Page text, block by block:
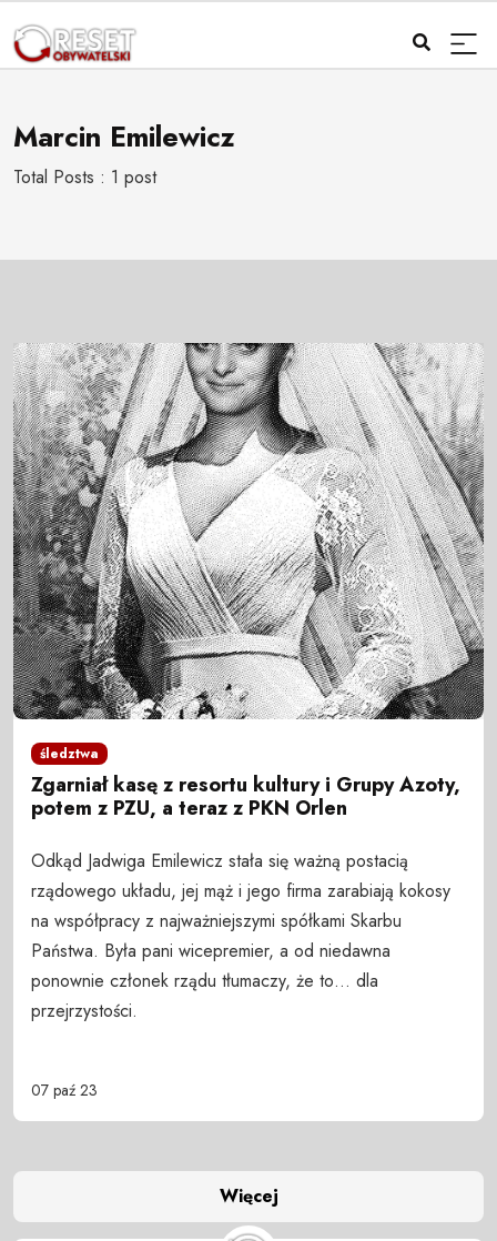
Marcin Emilewicz
Total Posts : 1 post
śledztwa
Zgarniał kasę z resortu kultury i Grupy Azoty,
potem z PZU, a teraz z PKN Orlen
Odkąd Jadwiga Emilewicz stała się ważną postacią
rządowego układu, jej mąż i jego firma zarabiają kokosy
na współpracy z najważniejszymi spółkami Skarbu
Państwa. Była pani wicepremier, a od niedawna
ponownie członek rządu tłumaczy, że to… dla
przejrzystości.
07 paź 23
Więcej